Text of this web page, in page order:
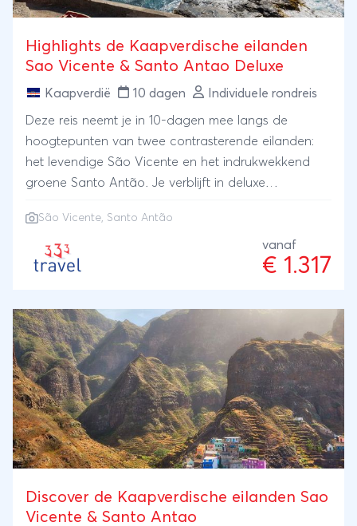
Highlights de Kaapverdische eilanden
Sao Vicente & Santo Antao Deluxe
Kaapverdië 10 dagen Individuele rondreis
Deze reis neemt je in 10-dagen mee langs de
hoogtepunten van twee contrasterende eilanden:
het levendige São Vicente en het indrukwekkend
groene Santo Antão. Je verblijft in deluxe
São Vicente, Santo Antão
vanaf
€ 1.317
Discover de Kaapverdische eilanden Sao
Vicente & Santo Antao